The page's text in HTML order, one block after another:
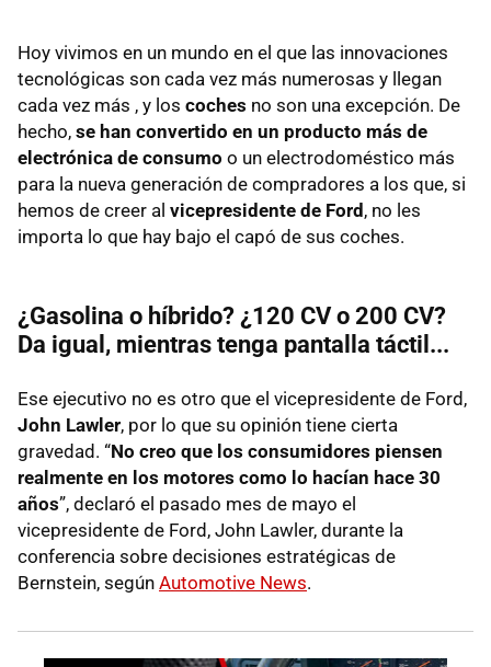
Hoy vivimos en un mundo en el que las innovaciones
tecnológicas son cada vez más numerosas y llegan
cada vez más , y los coches no son una excepción. De
hecho, se han convertido en un producto más de
electrónica de consumo o un electrodoméstico más
para la nueva generación de compradores a los que, si
hemos de creer al vicepresidente de Ford, no les
importa lo que hay bajo el capó de sus coches.
¿Gasolina o híbrido? ¿120 CV o 200 CV?
Da igual, mientras tenga pantalla táctil...
Ese ejecutivo no es otro que el vicepresidente de Ford,
John Lawler, por lo que su opinión tiene cierta
gravedad. “No creo que los consumidores piensen
realmente en los motores como lo hacían hace 30
años”, declaró el pasado mes de mayo el
vicepresidente de Ford, John Lawler, durante la
conferencia sobre decisiones estratégicas de
Bernstein, según Automotive News.